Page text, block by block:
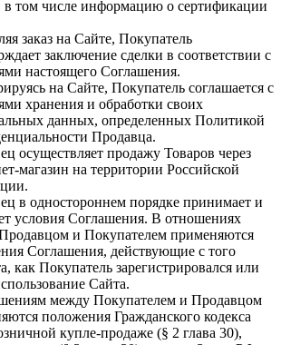
в том числе информацию о сертификации
заказ на Сайте, Покупатель
заключение сделки в соответствии с
настоящего Соглашения.
на Сайте, Покупатель соглашается с
хранения и обработки своих
данных, определенных Политикой
Продавца.
осуществляет продажу Товаров через
магазин на территории Российской
в одностороннем порядке принимает и
условия Соглашения. В отношениях
и Покупателем применяются
Соглашения, действующие с того
как Покупатель зарегистрировался или
Сайта.
между Покупателем и Продавцом
положения Гражданского кодекса
купле-продаже (§ 2 глава 30),